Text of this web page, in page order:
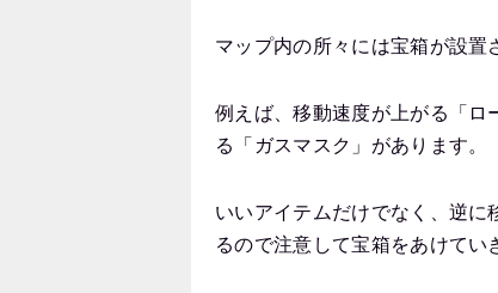
マップ内の所々には宝箱が設置
例えば、移動速度が上がる「ロ
る「ガスマスク」があります。
いいアイテムだけでなく、逆に
るので注意して宝箱をあけてい